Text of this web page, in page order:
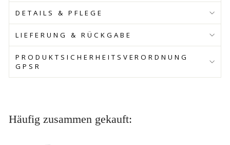
DETAILS & PFLEGE
LIEFERUNG & RÜCKGABE
PRODUKTSICHERHEITSVERORDNUNG
GPSR
Häufig zusammen gekauft: